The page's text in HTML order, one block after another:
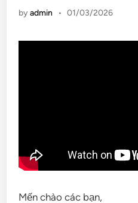
byadmin • 01/03/2026
Mến chào các bạn,